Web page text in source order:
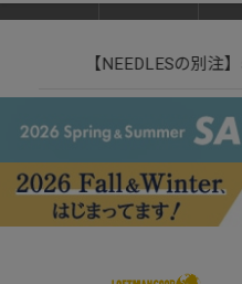
【NEEDLESの別注